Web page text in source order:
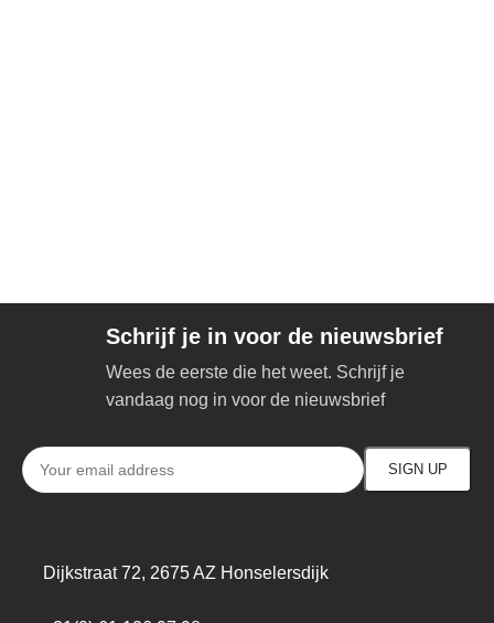
Schrijf je in voor de nieuwsbrief
Wees de eerste die het weet. Schrijf je
vandaag nog in voor de nieuwsbrief
Dijkstraat 72, 2675 AZ Honselersdijk